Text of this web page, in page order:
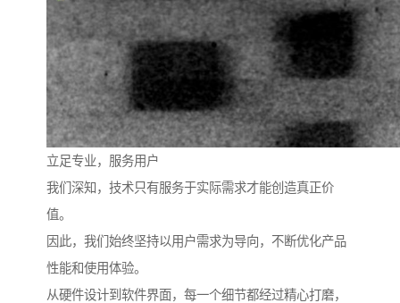
立足专业，服务用户
我们深知，技术只有服务于实际需求才能创造真正价
值。
因此，我们始终坚持以用户需求为导向，不断优化产品
性能和使用体验。
从硬件设计到软件界面，每一个细节都经过精心打磨，